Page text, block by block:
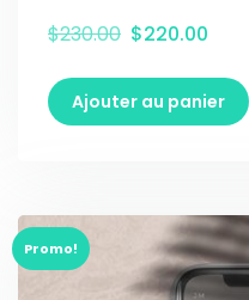
$230.00 $220.00
Ajouter au panier
Promo!